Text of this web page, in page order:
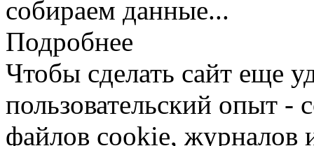
собираем данные...
Подробнее
Чтобы сделать сайт еще
пользовательский опыт
файлов cookie, журналов